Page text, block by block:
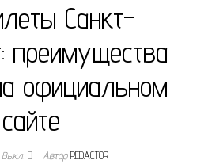
Санкт-
преимущества
официальном
сайте
Выкл. АвторREDACTOR